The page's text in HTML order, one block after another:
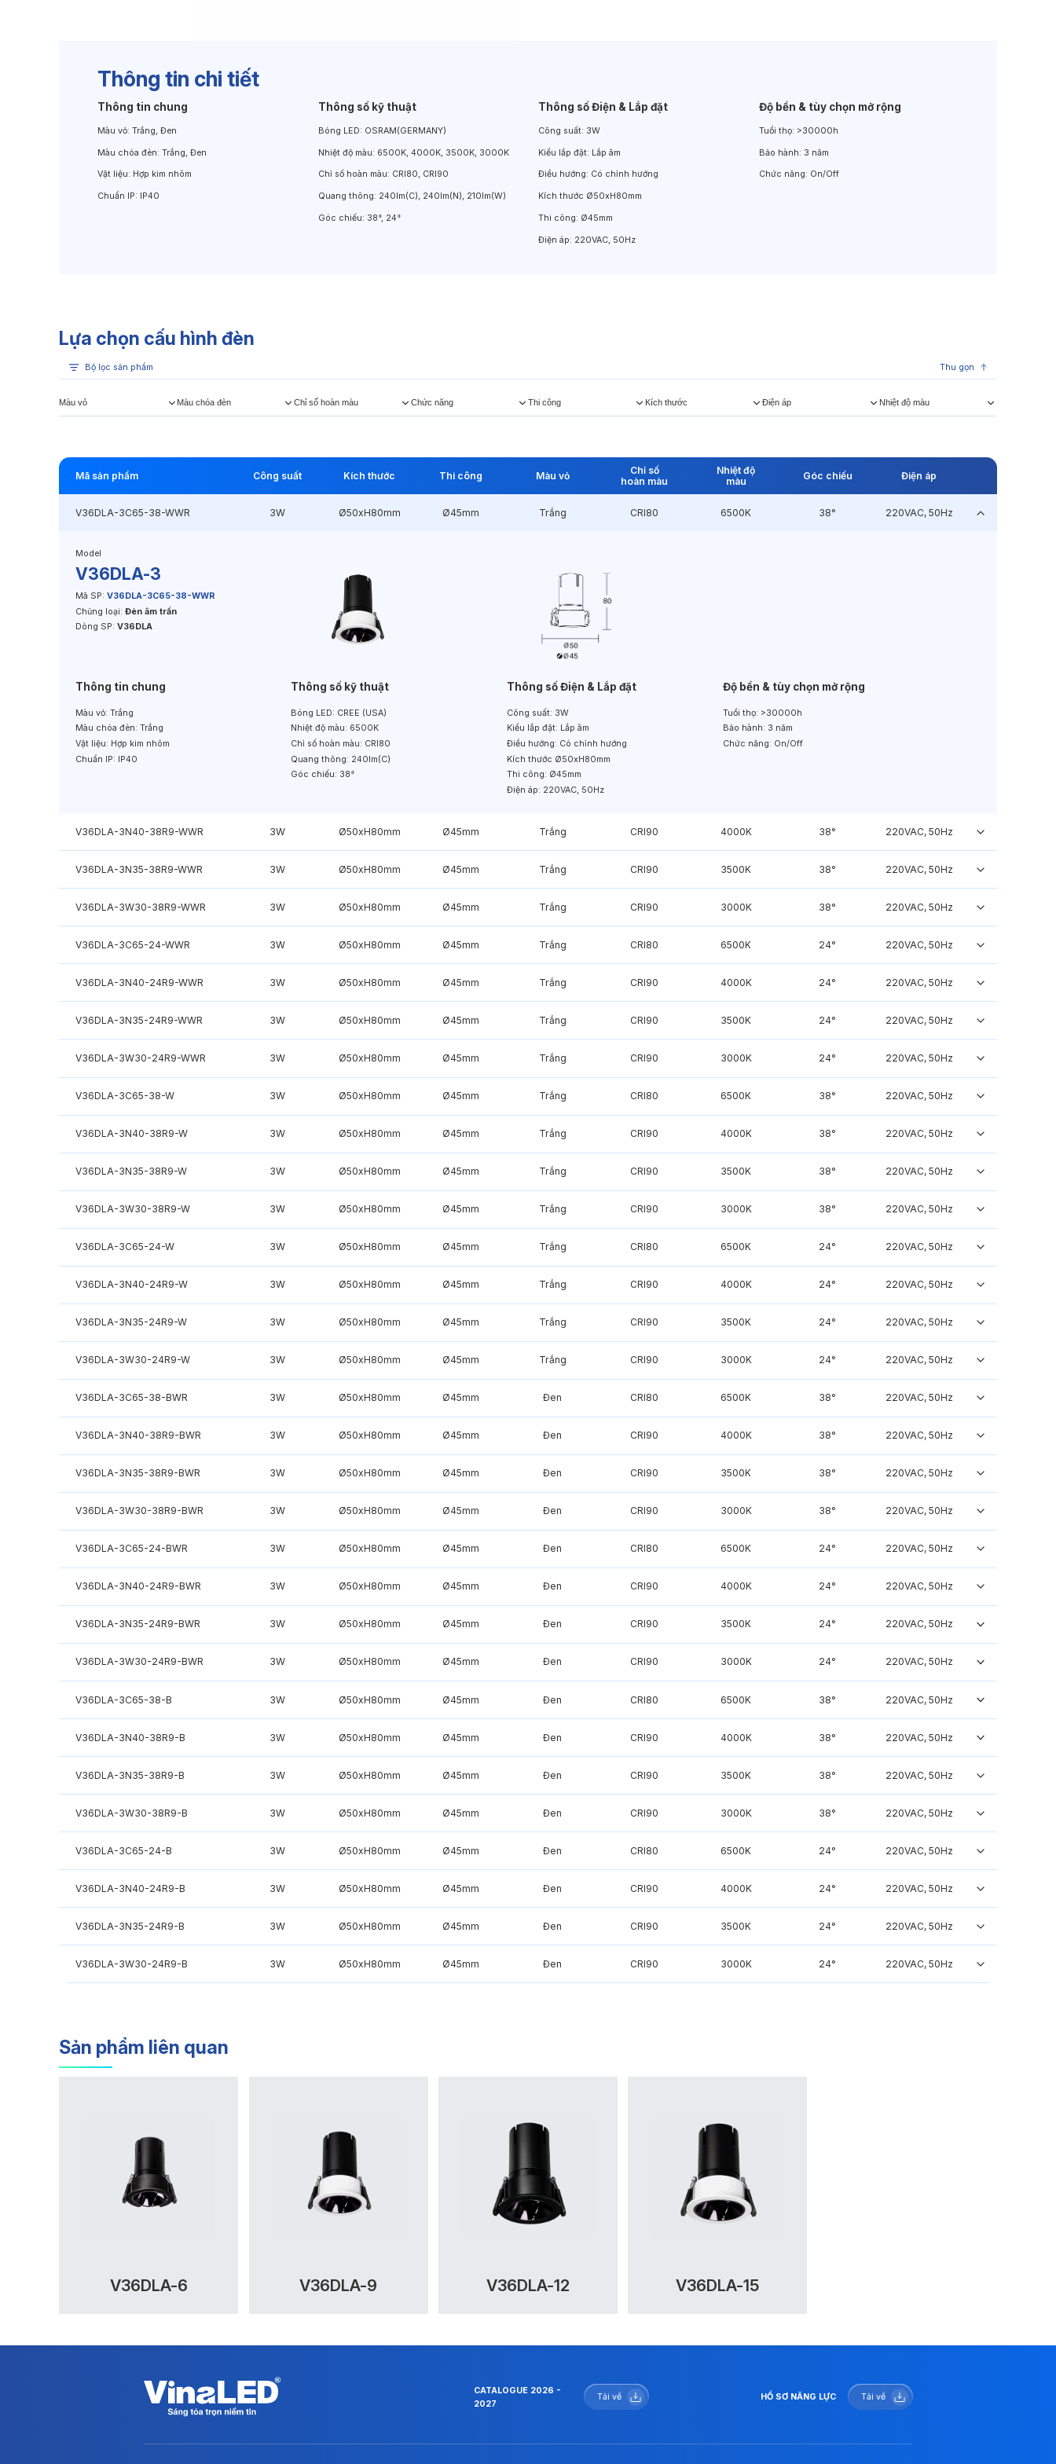
Thông tin chi tiết
Thông tin chung
Màu vỏ: Trắng, Đen
Màu chóa đèn: Trắng, Đen
Vật liệu: Hợp kim nhôm
Chuẩn IP: IP40
Thông số kỹ thuật
Bóng LED: OSRAM(GERMANY)
Nhiệt độ màu: 6500K, 4000K, 3500K, 3000K
Chỉ số hoàn màu: CRI80, CRI90
Quang thông: 240lm(C), 240lm(N), 210lm(W)
Góc chiếu: 38°, 24°
Thông số Điện & Lắp đặt
Công suất: 3W
Kiểu lắp đặt: Lắp âm
Điều hướng: Có chỉnh hướng
Kích thước Ø50xH80mm
Thi công: Ø45mm
Điện áp: 220VAC, 50Hz
Độ bền & tùy chọn mở rộng
Tuổi thọ: >30000h
Bảo hành: 3 năm
Chức năng: On/Off
Lựa chọn cấu hình đèn
Bộ lọc sản phẩm Thu gọn
Màu vỏ Màu chóa đèn Chỉ số hoàn màu Chức năng Thi công Kích thước Điện áp Nhiệt độ màu
Mã sản phẩm Công suất Kích thước Thi công Màu vỏ
Chỉ số
hoàn màu
Nhiệt độ
màu
Góc chiếu Điện áp
V36DLA-3C65-38-WWR 3W Ø50xH80mm Ø45mm Trắng CRI80 6500K 38° 220VAC, 50Hz
Model
V36DLA-3
Mã SP: V36DLA-3C65-38-WWR
Chủng loại: Đèn âm trần
Dòng SP: V36DLA
Thông tin chung
Màu vỏ: Trắng
Màu chóa đèn: Trắng
Vật liệu: Hợp kim nhôm
Chuẩn IP: IP40
Thông số kỹ thuật
Bóng LED: CREE (USA)
Nhiệt độ màu: 6500K
Chỉ số hoàn màu: CRI80
Quang thông: 240lm(C)
Góc chiếu: 38°
Thông số Điện & Lắp đặt
Công suất: 3W
Kiểu lắp đặt: Lắp âm
Điều hướng: Có chỉnh hướng
Kích thước Ø50xH80mm
Thi công: Ø45mm
Điện áp: 220VAC, 50Hz
Độ bền & tùy chọn mở rộng
Tuổi thọ: >30000h
Bảo hành: 3 năm
Chức năng: On/Off
V36DLA-3N40-38R9-WWR 3W Ø50xH80mm Ø45mm Trắng CRI90 4000K 38° 220VAC, 50Hz
V36DLA-3N35-38R9-WWR 3W Ø50xH80mm Ø45mm Trắng CRI90 3500K 38° 220VAC, 50Hz
V36DLA-3W30-38R9-WWR 3W Ø50xH80mm Ø45mm Trắng CRI90 3000K 38° 220VAC, 50Hz
V36DLA-3C65-24-WWR 3W Ø50xH80mm Ø45mm Trắng CRI80 6500K 24° 220VAC, 50Hz
V36DLA-3N40-24R9-WWR 3W Ø50xH80mm Ø45mm Trắng CRI90 4000K 24° 220VAC, 50Hz
V36DLA-3N35-24R9-WWR 3W Ø50xH80mm Ø45mm Trắng CRI90 3500K 24° 220VAC, 50Hz
V36DLA-3W30-24R9-WWR 3W Ø50xH80mm Ø45mm Trắng CRI90 3000K 24° 220VAC, 50Hz
V36DLA-3C65-38-W 3W Ø50xH80mm Ø45mm Trắng CRI80 6500K 38° 220VAC, 50Hz
V36DLA-3N40-38R9-W 3W Ø50xH80mm Ø45mm Trắng CRI90 4000K 38° 220VAC, 50Hz
V36DLA-3N35-38R9-W 3W Ø50xH80mm Ø45mm Trắng CRI90 3500K 38° 220VAC, 50Hz
V36DLA-3W30-38R9-W 3W Ø50xH80mm Ø45mm Trắng CRI90 3000K 38° 220VAC, 50Hz
V36DLA-3C65-24-W 3W Ø50xH80mm Ø45mm Trắng CRI80 6500K 24° 220VAC, 50Hz
V36DLA-3N40-24R9-W 3W Ø50xH80mm Ø45mm Trắng CRI90 4000K 24° 220VAC, 50Hz
V36DLA-3N35-24R9-W 3W Ø50xH80mm Ø45mm Trắng CRI90 3500K 24° 220VAC, 50Hz
V36DLA-3W30-24R9-W 3W Ø50xH80mm Ø45mm Trắng CRI90 3000K 24° 220VAC, 50Hz
V36DLA-3C65-38-BWR 3W Ø50xH80mm Ø45mm Đen CRI80 6500K 38° 220VAC, 50Hz
V36DLA-3N40-38R9-BWR 3W Ø50xH80mm Ø45mm Đen CRI90 4000K 38° 220VAC, 50Hz
V36DLA-3N35-38R9-BWR 3W Ø50xH80mm Ø45mm Đen CRI90 3500K 38° 220VAC, 50Hz
V36DLA-3W30-38R9-BWR 3W Ø50xH80mm Ø45mm Đen CRI90 3000K 38° 220VAC, 50Hz
V36DLA-3C65-24-BWR 3W Ø50xH80mm Ø45mm Đen CRI80 6500K 24° 220VAC, 50Hz
V36DLA-3N40-24R9-BWR 3W Ø50xH80mm Ø45mm Đen CRI90 4000K 24° 220VAC, 50Hz
V36DLA-3N35-24R9-BWR 3W Ø50xH80mm Ø45mm Đen CRI90 3500K 24° 220VAC, 50Hz
V36DLA-3W30-24R9-BWR 3W Ø50xH80mm Ø45mm Đen CRI90 3000K 24° 220VAC, 50Hz
V36DLA-3C65-38-B 3W Ø50xH80mm Ø45mm Đen CRI80 6500K 38° 220VAC, 50Hz
V36DLA-3N40-38R9-B 3W Ø50xH80mm Ø45mm Đen CRI90 4000K 38° 220VAC, 50Hz
V36DLA-3N35-38R9-B 3W Ø50xH80mm Ø45mm Đen CRI90 3500K 38° 220VAC, 50Hz
V36DLA-3W30-38R9-B 3W Ø50xH80mm Ø45mm Đen CRI90 3000K 38° 220VAC, 50Hz
V36DLA-3C65-24-B 3W Ø50xH80mm Ø45mm Đen CRI80 6500K 24° 220VAC, 50Hz
V36DLA-3N40-24R9-B 3W Ø50xH80mm Ø45mm Đen CRI90 4000K 24° 220VAC, 50Hz
V36DLA-3N35-24R9-B 3W Ø50xH80mm Ø45mm Đen CRI90 3500K 24° 220VAC, 50Hz
V36DLA-3W30-24R9-B 3W Ø50xH80mm Ø45mm Đen CRI90 3000K 24° 220VAC, 50Hz
Sản phẩm liên quan
V36DLA-6 V36DLA-9 V36DLA-12 V36DLA-15
CATALOGUE 2026 -
2027
Tải về HỒ SƠ NĂNG LỰC Tải về